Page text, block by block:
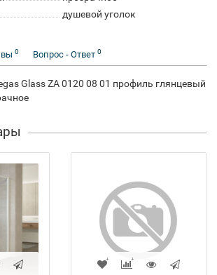
душевой уголок
0 Вопрос - Ответ 0
Glass ZA 0120 08 01 профиль глянцевый